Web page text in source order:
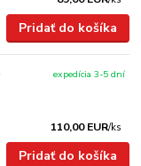
Pridať do košíka
110,00 EUR/ks
expedícia 3-5 dní
Pridať do košíka